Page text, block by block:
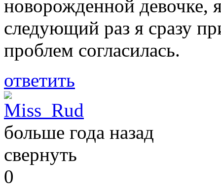
новорожденной девочке,
следующий раз я сразу
проблем согласилась.
ответить
Miss_Rud
больше года назад
свернуть
0